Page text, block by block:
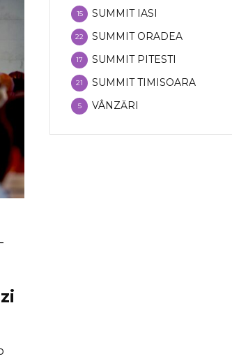
SUMMIT IASI
15
SUMMIT ORADEA
22
SUMMIT PITESTI
17
SUMMIT TIMISOARA
21
VÂNZĂRI
5